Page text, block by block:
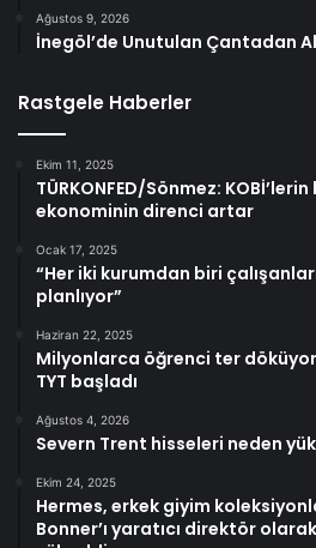
Ağustos 9, 2026
İnegöl’de Unutulan Çantadan
Rastgele Haberler
Ekim 11, 2025
TÜRKONFED/Sönmez: KOBİ’lerin
ekonominin direnci artar
Ocak 17, 2025
“Her iki kurumdan biri
planlıyor”
Haziran 22, 2025
Milyonlarca öğrenci ter
TYT başladı
Ağustos 4, 2026
Severn Trent hisseleri neden
Ekim 24, 2025
Hermes, erkek giyim
Bonner’ı yaratıcı direktör